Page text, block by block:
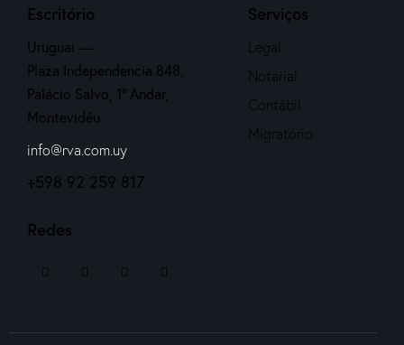
Escritório
Uruguai —
Plaza Independencia 848,
Palácio Salvo, 1º Andar,
Montevidéu
info@rva.com.uy
+598 92 259 817
Serviços
Legal
Notarial
Contábil
Migratório
Redes